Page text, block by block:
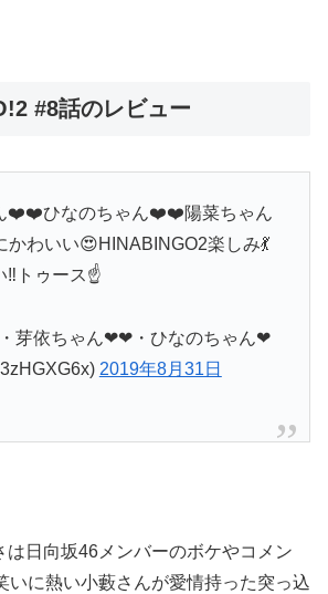
#8話のレビュー
❤️❤️ひなのちゃん❤️❤️陽菜ちゃん
わいい😍HINABINGO2楽しみ💃
‼️トゥース☝️
芽依ちゃん❤❤・ひなのちゃん❤
2019年8月31日
は日向坂46メンバーのボケやコメン
いに熱い小藪さんが愛情持った突っ込